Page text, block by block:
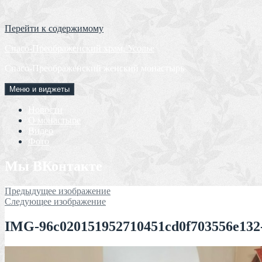
Перейти к содержимому
Спасо-Преображенский храм, Усолье
Спасо-Преображенский женский монастырь
Меню и виджеты
Новости
О монастыре
Видео
Фото
Мы ВКонтакте
Предыдущее изображение
Следующее изображение
IMG-